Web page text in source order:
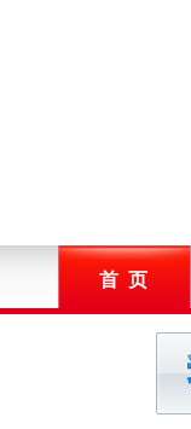
首 页